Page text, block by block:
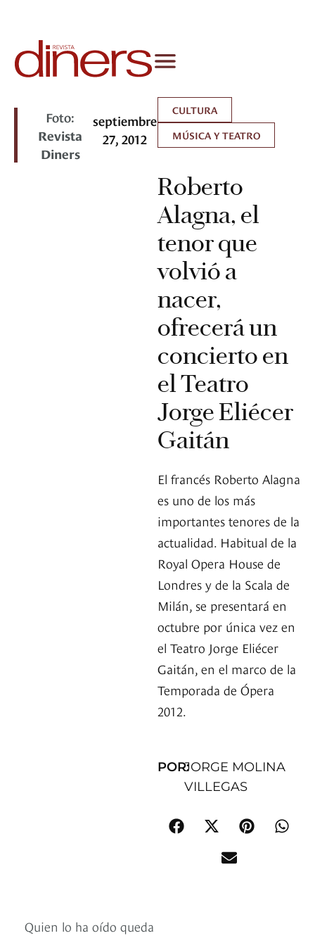
Foto:
Revista
Diners
septiembre
27, 2012
CULTURA
MÚSICA Y TEATRO
Roberto
Alagna, el
tenor que
volvió a
nacer,
ofrecerá un
concierto en
el Teatro
Jorge Eliécer
Gaitán
El francés Roberto Alagna
es uno de los más
importantes tenores de la
actualidad. Habitual de la
Royal Opera House de
Londres y de la Scala de
Milán, se presentará en
octubre por única vez en
el Teatro Jorge Eliécer
Gaitán, en el marco de la
Temporada de Ópera
2012.
POR:JORGE MOLINA
VILLEGAS
Quien lo ha oído queda